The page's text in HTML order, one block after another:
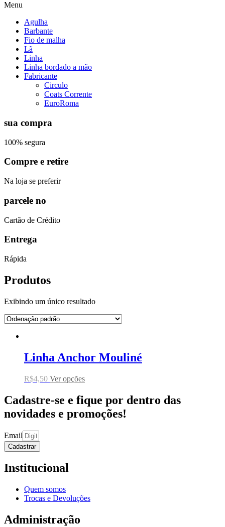
Menu
Agulha
Barbante
Fio de malha
Lã
Linha
Linha bordado a mão
Fabricante
Circulo
Coats Corrente
EuroRoma
sua compra
100% segura
Compre e retire
Na loja se preferir
parcele no
Cartão de Crédito
Entrega
Rápida
Produtos
Exibindo um único resultado
Linha Anchor Mouliné
R$4,50 Ver opções
Cadastre-se e fique por dentro das
novidades e promoções!
Email
Cadastrar
Institucional
Quem somos
Trocas e Devoluções
Administração